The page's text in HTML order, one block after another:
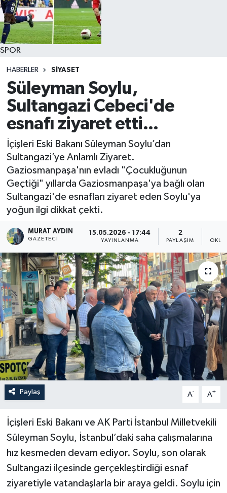
SPOR
HABERLER SİYASET
Süleyman Soylu,
Sultangazi Cebeci'de
esnafı ziyaret etti...
İçişleri Eski Bakanı Süleyman Soylu’dan
Sultangazi’ye Anlamlı Ziyaret.
Gaziosmanpaşa'nın evladı "Çocukluğunun
Geçtiği" yıllarda Gaziosmanpaşa'ya bağlı olan
Sultangazi'de esnafları ziyaret eden Soylu'ya
yoğun ilgi dikkat çekti.
MURAT AYDIN
GAZETECI
15.05.2026 - 17:44
YAYINLANMA
2
PAYLAŞIM
Paylaş A- A+
İçişleri Eski Bakanı ve AK Parti İstanbul Milletvekili
Süleyman Soylu, İstanbul’daki saha çalışmalarına
hız kesmeden devam ediyor. Soylu, son olarak
Sultangazi ilçesinde gerçekleştirdiği esnaf
ziyaretiyle vatandaşlarla bir araya geldi. Soylu için